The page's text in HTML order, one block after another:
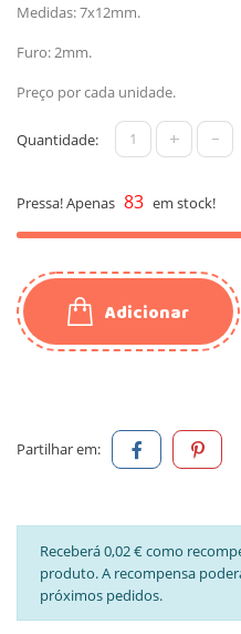
Medidas: 7x12mm.
Furo: 2mm.
Preço por cada unidade.
Quantidade: + -
Pressa! Apenas 83 em stock!
Adicionar
Partilhar em:
Receberá 0,02 € como
produto. A recompensa
próximos pedidos.